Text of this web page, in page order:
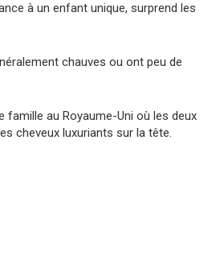
à un enfant unique, surprend les
chauves ou ont peu de
famille au Royaume-Uni où les deux
cheveux luxuriants sur la tête.